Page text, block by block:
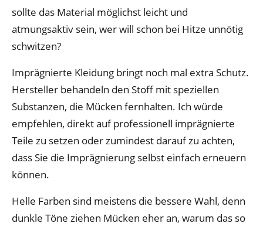
sollte das Material möglichst leicht und
atmungsaktiv sein, wer will schon bei Hitze unnötig
schwitzen?
Imprägnierte Kleidung bringt noch mal extra Schutz.
Hersteller behandeln den Stoff mit speziellen
Substanzen, die Mücken fernhalten. Ich würde
empfehlen, direkt auf professionell imprägnierte
Teile zu setzen oder zumindest darauf zu achten,
dass Sie die Imprägnierung selbst einfach erneuern
können.
Helle Farben sind meistens die bessere Wahl, denn
dunkle Töne ziehen Mücken eher an, warum das so